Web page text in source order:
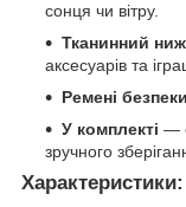
сонця чи вітру.
Тканинний
аксесуарів та
Ремені безпеки
У комплекті —
зручного
Характеристики: